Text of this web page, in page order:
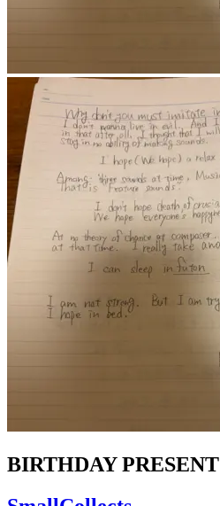
BIRTHDAY PRESENT